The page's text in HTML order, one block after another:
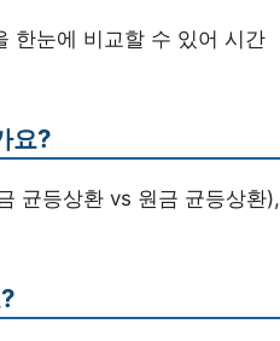
한눈에 비교할 수 있어 시간
요?
균등상환 vs 원금 균등상환),